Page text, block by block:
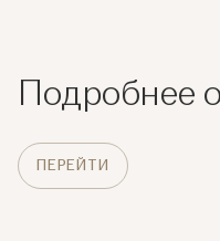
Подробнее
ПЕРЕЙТИ